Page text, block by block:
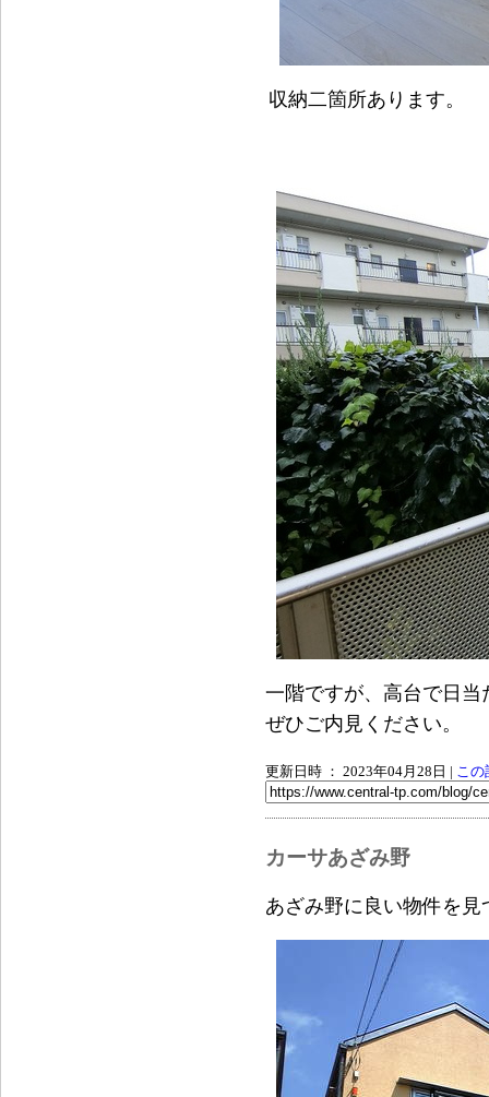
収納二箇所あります。
一階ですが、高台で日当
ぜひご内見ください。
更新日時 ： 2023年04月28日 この
カーサあざみ野
あざみ野に良い物件を見